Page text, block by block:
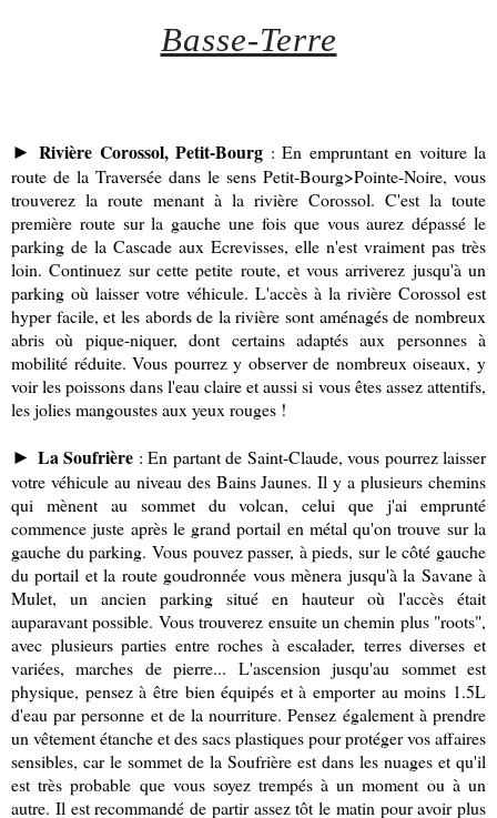
Basse-Terre
►Rivière Corossol, Petit-Bourg : En empruntant en voiture la
route de la Traversée dans le sens Petit-Bourg>Pointe-Noire, vous
trouverez la route menant à la rivière Corossol. C'est la toute
première route sur la gauche une fois que vous aurez dépassé le
parking de la Cascade aux Ecrevisses, elle n'est vraiment pas très
loin. Continuez sur cette petite route, et vous arriverez jusqu'à un
parking où laisser votre véhicule. L'accès à la rivière Corossol est
hyper facile, et les abords de la rivière sont aménagés de nombreux
abris où pique-niquer, dont certains adaptés aux personnes à
mobilité réduite. Vous pourrez y observer de nombreux oiseaux, y
voir les poissons dans l'eau claire et aussi si vous êtes assez attentifs,
les jolies mangoustes aux yeux rouges !
► La Soufrière : En partant de Saint-Claude, vous pourrez laisser
votre véhicule au niveau des Bains Jaunes. Il y a plusieurs chemins
qui mènent au sommet du volcan, celui que j'ai emprunté
commence juste après le grand portail en métal qu'on trouve sur la
gauche du parking. Vous pouvez passer, à pieds, sur le côté gauche
du portail et la route goudronnée vous mènera jusqu'à la Savane à
Mulet, un ancien parking situé en hauteur où l'accès était
auparavant possible. Vous trouverez ensuite un chemin plus "roots",
avec plusieurs parties entre roches à escalader, terres diverses et
variées, marches de pierre... L'ascension jusqu'au sommet est
physique, pensez à être bien équipés et à emporter au moins 1.5L
d'eau par personne et de la nourriture. Pensez également à prendre
un vêtement étanche et des sacs plastiques pour protéger vos affaires
sensibles, car le sommet de la Soufrière est dans les nuages et qu'il
est très probable que vous soyez trempés à un moment ou à un
autre. Il est recommandé de partir assez tôt le matin pour avoir plus